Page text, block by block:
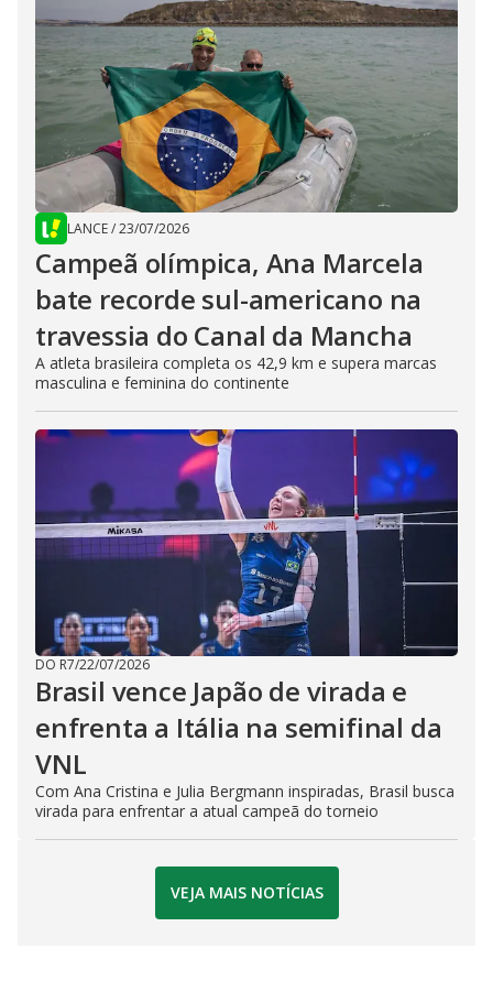
LANCE/23/07/2026
Campeã olímpica, Ana Marcela
bate recorde sul-americano na
travessia do Canal da Mancha
A atleta brasileira completa os 42,9 km e supera marcas
masculina e feminina do continente
DO R7/22/07/2026
Brasil vence Japão de virada e
enfrenta a Itália na semifinal da
VNL
Com Ana Cristina e Julia Bergmann inspiradas, Brasil busca
virada para enfrentar a atual campeã do torneio
VEJA MAIS NOTÍCIAS